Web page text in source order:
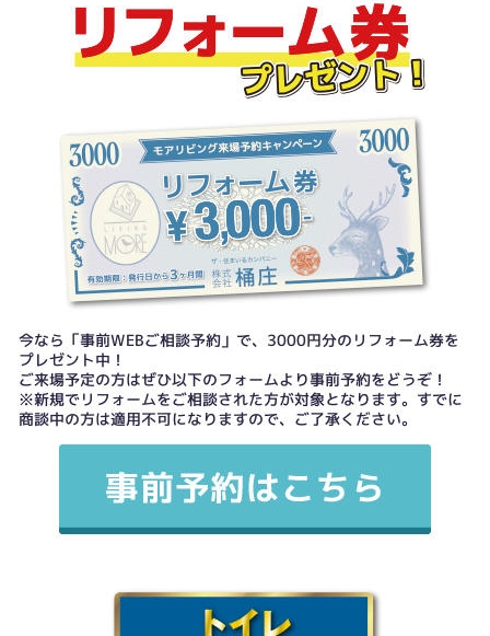
今なら「事前WEBご相談予約」で、3000円分のリフォーム券を
プレゼント中！
ご来場予定の方はぜひ以下のフォームより事前予約をどうぞ！
※新規でリフォームをご相談された方が対象となります。すでに
商談中の方は適用不可になりますので、ご了承ください。